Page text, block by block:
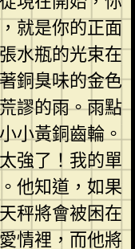
就是你的正面
水瓶的光束在
銅臭味的金色
謬的雨。雨點
小黃銅齒輪。
強了！我的單
他知道，如果
秤將會被困在
情裡，而他將